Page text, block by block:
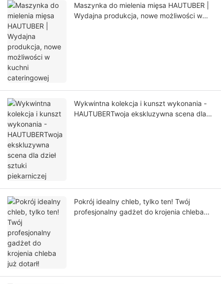
Maszynka do mielenia mięsa HAUTUBER |
Wydajna produkcja, nowe możliwości w
Wykwintna kolekcja i kunszt wykonania -
HAUTUBERTwoja ekskluzywna scena dla
Pokrój idealny chleb, tylko ten! Twój
profesjonalny gadżet do krojenia chleba